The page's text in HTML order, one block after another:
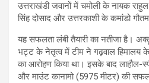
उत्तराखंडी जवानों में चमोली के नायक
सिंह दोसाद और उत्तरकाशी के कमांडो
यह सफलता लंबी तैयारी का नतीजा है।
भट्ट के नेतृत्व में टीम ने गढ़वाल हिमालय
का आरोहण किया था। इसके बाद लाहौल-
और माउंट कानामो (5975 मीटर) की